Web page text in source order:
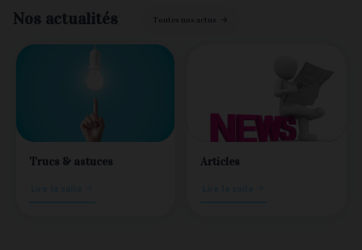
Nos actualités Toutes nos actus
Trucs & astuces Articles